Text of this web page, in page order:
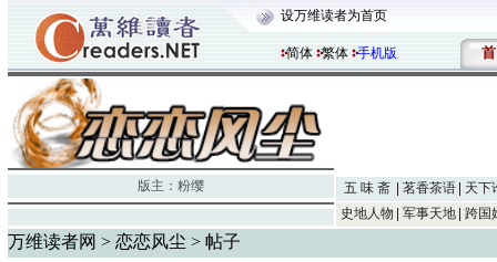
设万维读者为首页
简体 繁体 手机版 首
版主： 粉缨 五 味 斋 茗香茶语
天下
史地人物
军事天地 跨国
万维读者网 > 恋恋风尘 > 帖子